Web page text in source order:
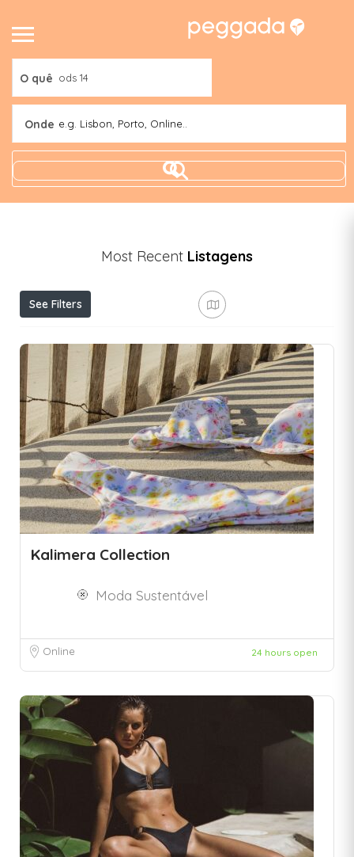
O quê
Onde e.g. Lisbon, Porto, Online..
Most Recent Listagens
See Filters
Kalimera Collection
Moda Sustentável
Online 24 hours open